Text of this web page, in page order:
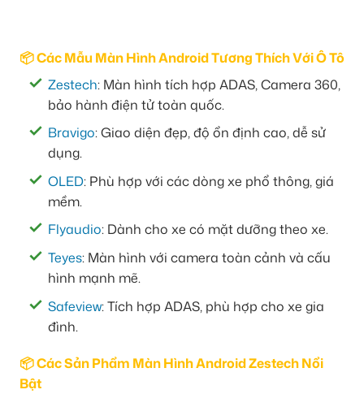
📦 Các Mẫu Màn Hình Android Tương Thích Với Ô Tô
Zestech: Màn hình tích hợp ADAS, Camera 360,
bảo hành điện tử toàn quốc.
Bravigo: Giao diện đẹp, độ ổn định cao, dễ sử
dụng.
OLED: Phù hợp với các dòng xe phổ thông, giá
mềm.
Flyaudio: Dành cho xe có mặt dưỡng theo xe.
Teyes: Màn hình với camera toàn cảnh và cấu
hình mạnh mẽ.
Safeview: Tích hợp ADAS, phù hợp cho xe gia
đình.
📦 Các Sản Phẩm Màn Hình Android Zestech Nổi
Bật